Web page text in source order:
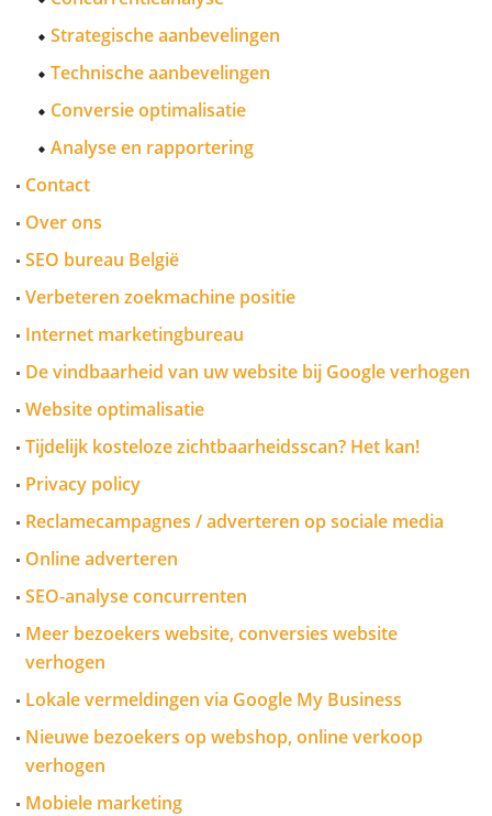
Strategische aanbevelingen
Technische aanbevelingen
Conversie optimalisatie
Analyse en rapportering
Contact
Over ons
SEO bureau België
Verbeteren zoekmachine positie
Internet marketingbureau
De vindbaarheid van uw website bij Google verhogen
Website optimalisatie
Tijdelijk kosteloze zichtbaarheidsscan? Het kan!
Privacy policy
Reclamecampagnes / adverteren op sociale media
Online adverteren
SEO-analyse concurrenten
Meer bezoekers website, conversies website
verhogen
Lokale vermeldingen via Google My Business
Nieuwe bezoekers op webshop, online verkoop
verhogen
Mobiele marketing